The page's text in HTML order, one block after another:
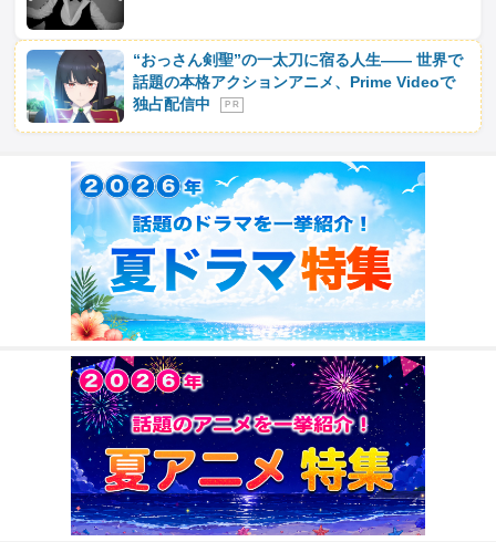
“おっさん剣聖”の一太刀に宿る人生―― 世界で
話題の本格アクションアニメ、Prime Videoで
独占配信中
P R